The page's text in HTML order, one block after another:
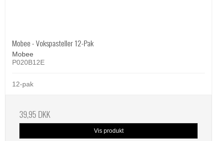
Mobee - Vokspasteller 12-Pak
Mobee
P020B12E
12-pak
39,95 DKK
Vis produkt